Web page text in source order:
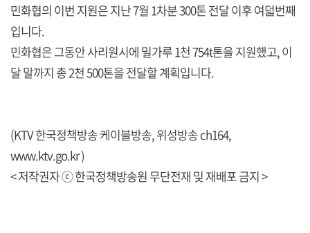
민화협의 이번 지원은 지난 7월 1차분 300톤 전달 이후 여덟번째
입니다.
민화협은 그동안 사리원시에 밀가루 1천 754t톤을 지원했고, 이
달 말까지 총 2천 500톤을 전달할 계획입니다.
(KTV 한국정책방송 케이블방송, 위성방송 ch164,
www.ktv.go.kr )
< 저작권자 ⓒ 한국정책방송원 무단전재 및 재배포 금지 >